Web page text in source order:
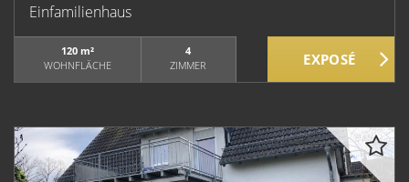
Einfamilienhaus
120 m²
WOHNFLÄCHE
4
ZIMMER